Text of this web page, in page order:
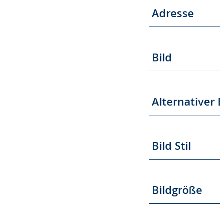
Adresse
Bild
Alternativer
Bild Stil
Bildgröße